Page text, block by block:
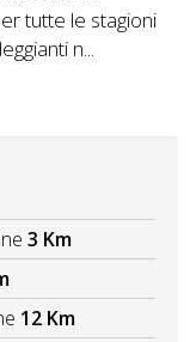
tutte le stagioni
n...
3 Km
12 Km